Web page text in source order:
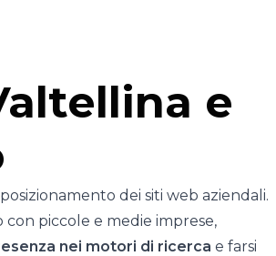
e
dei siti web aziendali.
con piccole e medie imprese,
nei motori di ricerca e farsi